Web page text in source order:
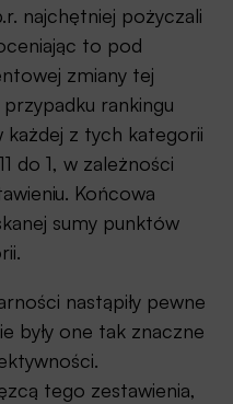
najchętniej pożyczali
to pod
zmiany tej
rankingu
z tych kategorii
do 1, w zależności
Końcowa
sumy punktów
nastąpiły pewne
były one tak znaczne
tego zestawienia,